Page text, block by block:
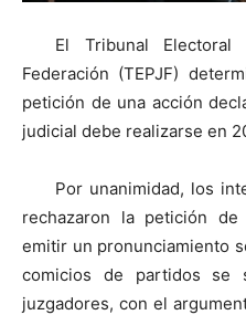
El Tribunal
Federación (TEPJF)
petición de una acción
judicial debe realizarse en
Por unanimidad, los
rechazaron la petición de
emitir un pronunciamiento
comicios de partidos
juzgadores, con el